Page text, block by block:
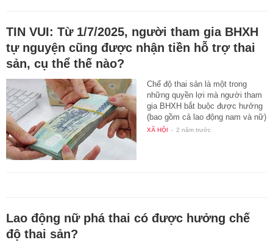
TIN VUI: Từ 1/7/2025, người tham gia BHXH
tự nguyện cũng được nhận tiền hỗ trợ thai
sản, cụ thể thế nào?
Chế độ thai sản là một trong
những quyền lợi mà người tham
gia BHXH bắt buộc được hưởng
(bao gồm cả lao động nam và nữ)
…
XÃ HỘI - 2 năm trước
Lao động nữ phá thai có được hưởng chế
độ thai sản?